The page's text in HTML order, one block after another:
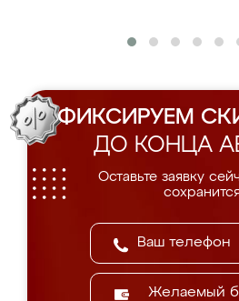
ФИКСИРУЕМ
ДО КОНЦА
Оставьте заявку
Желаемый